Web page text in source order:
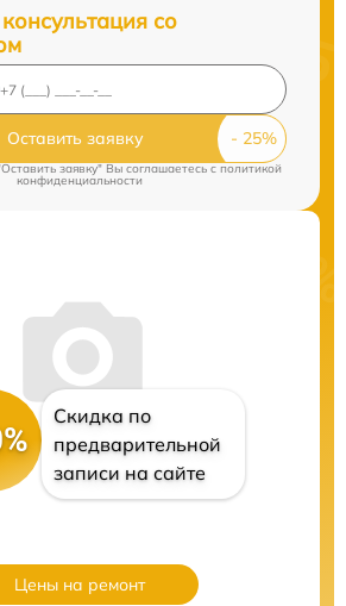
со
Оставить заявку
заявку" Вы соглашаетесь c политикой
конфиденциальности
Скидка по
предварительной
записи на сайте
Цены на ремонт